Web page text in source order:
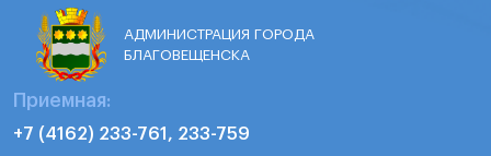
АДМИНИСТРАЦИЯ ГОРОДА
БЛАГОВЕЩЕНСКА
Приемная:
+7 (4162) 233-761, 233-759